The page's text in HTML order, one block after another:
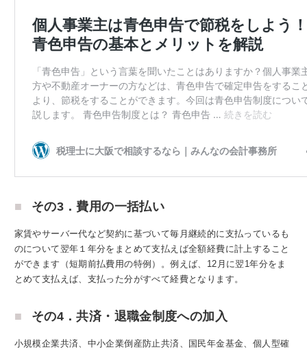
その3．費用の一括払い
家賃やサーバー代など契約に基づいて毎月継続的に支払っているも
のについて翌年１年分をまとめて支払えば全額経費に計上すること
ができます（短期前払費用の特例）。例えば、12月に翌1年分をま
とめて支払えば、支払った分がすべて経費となります。
その4．共済・退職金制度への加入
小規模企業共済、中小企業倒産防止共済、国民年金基金、個人型確